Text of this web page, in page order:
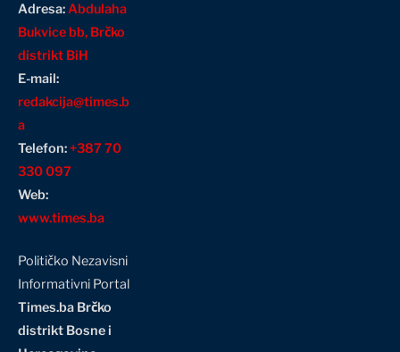
Adresa:Abdulaha
Bukvice bb, Brčko
distrikt BiH
E-mail:
redakcija@times.b
a
Telefon:+387 70
330 097
Web:
www.times.ba
Političko Nezavisni
Informativni Portal
Times.ba Brčko
distrikt Bosne i